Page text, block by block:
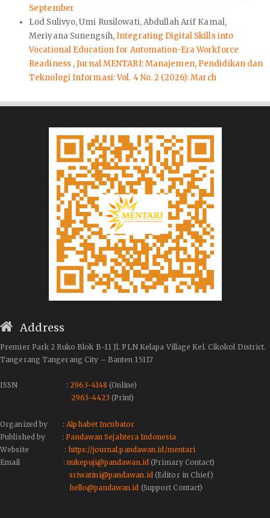
September
Lod Sulivyo, Umi Rusilowati, Abdullah Arif Kamal,
Meriyana Sunengsih,Integrating Digital Skills into
Vocational Education for Automation-Era Workforce
Readiness ,Jurnal MENTARI: Manajemen, Pendidikan dan
Teknologi Informasi: Vol. 4 No. 2 (2026): March
Address
Premier Park 2 Ruko Blok B-11 Jl. PLN Kelapa Village Kel. Cikokol District.
Tangerang Tangerang City – Banten 15117
ISSN :2963-4148 (Online)
2963-4423 (Print)
Organized by : Alphabet Incubator
Published by :Pandawan Sejahtera Indonesia
Website : https://journal.pandawan.id/mentari
Email : nukepuji@pandawan.id (Primary Contact)
sriwatini@pandawan.id(Editor in Chief)
hello@pandawan.id (Support Contact)